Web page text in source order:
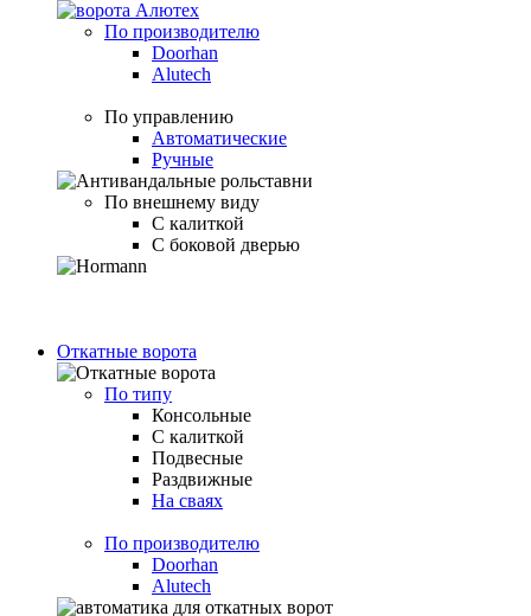
По производителю
Doorhan
Alutech
По управлению
Автоматические
Ручные
По внешнему виду
С калиткой
С боковой дверью
Откатные ворота
По типу
Консольные
С калиткой
Подвесные
Раздвижные
На сваях
По производителю
Doorhan
Alutech